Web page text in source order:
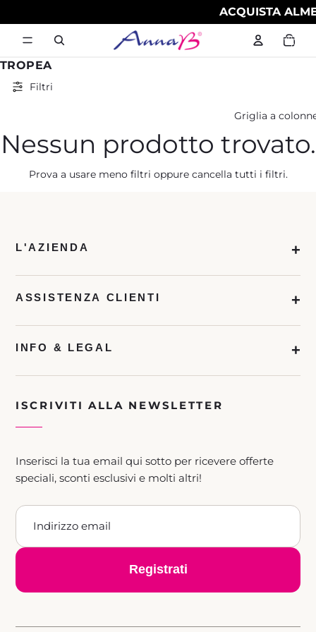
ACQUISTA
articoli
nel
TROPEA
Filtri
Griglia a
Nessun prodotto trovato.
Prova a usare meno filtri oppure cancella tutti i filtri.
L'AZIENDA
ASSISTENZA CLIENTI
INFO & LEGAL
ISCRIVITI ALLA NEWSLETTER
Inserisci la tua email qui sotto per ricevere offerte
speciali, sconti esclusivi e molti altri!
Registrati